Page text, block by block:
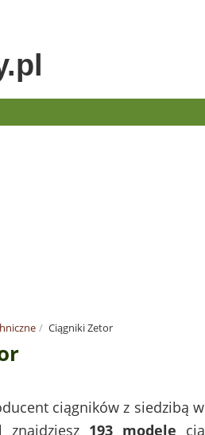
Ciągniki Zetor
ciągników z siedzibą w
znajdziesz 193 modele